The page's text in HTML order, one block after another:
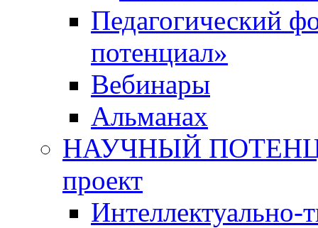
Педагогический
потенциал»
Вебинары
Альманах
НАУЧНЫЙ
проект